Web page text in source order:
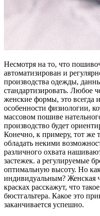
Несмотря на то, что
автоматизирован и
производства одежды,
стандартизировать. Любое
женские формы, это всегда
особенности физиологии,
массовом пошиве
производство будет
Конечно, к примеру, тот же
обладать некими
различного охвата
застежек. а регулируемые
оптимальную высоту. Но
индивидуальным? Женская
красках расскажут, что
бюстгальтера. Какое это
заканчивается успешно.